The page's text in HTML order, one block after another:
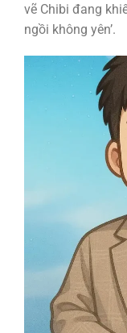
vẽ Chibi đang
ngồi không yên’.